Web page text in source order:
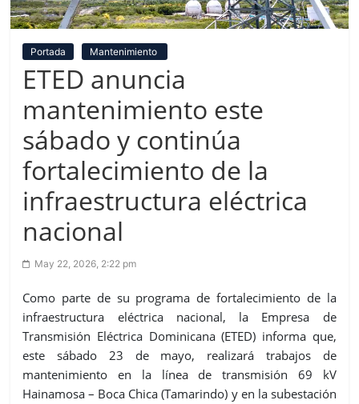
Portada Mantenimiento
ETED anuncia
mantenimiento este
sábado y continúa
fortalecimiento de la
infraestructura eléctrica
nacional
May 22, 2026, 2:22 pm
Como parte de su programa de fortalecimiento de la
infraestructura eléctrica nacional, la Empresa de
Transmisión Eléctrica Dominicana (ETED) informa que,
este sábado 23 de mayo, realizará trabajos de
mantenimiento en la línea de transmisión 69 kV
Hainamosa – Boca Chica (Tamarindo) y en la subestación